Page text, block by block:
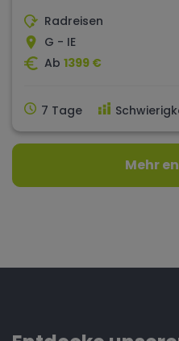
Radreisen
G - IE
Ab 1399 €
7 Tage
Mehr